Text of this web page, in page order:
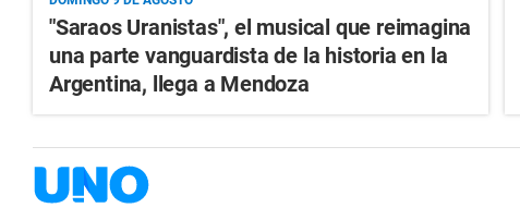
"Saraos Uranistas", el musical que reimagina
una parte vanguardista de la historia en la
Argentina, llega a Mendoza